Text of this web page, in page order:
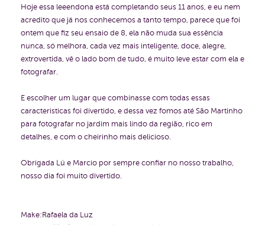
Hoje essa leeendona está completando seus 11 anos, e eu nem
acredito que já nos conhecemos a tanto tempo, parece que foi
ontem que fiz seu ensaio de 8, ela não muda sua essência
nunca, só melhora, cada vez mais inteligente, doce, alegre,
extrovertida, vê o lado bom de tudo, é muito leve estar com ela e
fotografar.
E escolher um lugar que combinasse com todas essas
caracteristicas foi divertido, e dessa vez fomos até São Martinho
para fotografar no jardim mais lindo da região, rico em
detalhes, e com o cheirinho mais delicioso.
Obrigada Lú e Marcio por sempre confiar no nosso trabalho,
nosso dia foi muito divertido.
Make:Rafaela da Luz